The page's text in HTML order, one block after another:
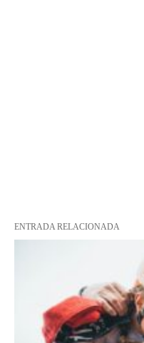
ENTRADA RELACIONADA